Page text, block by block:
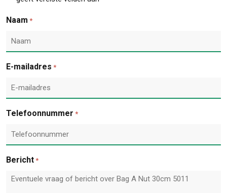
Naam *
E-mailadres *
Telefoonnummer *
Bericht *